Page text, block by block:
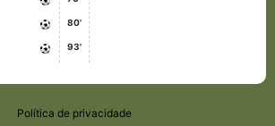
80'
93'
Política de privacidade